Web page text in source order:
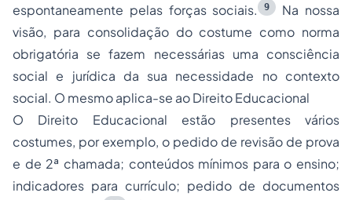
espontaneamente pelas forças sociais. 9
Na nossa
visão, para consolidação do costume como norma
obrigatória se fazem necessárias uma consciência
social e jurídica da sua necessidade no contexto
social. O mesmo aplica-se ao Direito Educacional
O Direito Educacional estão presentes vários
costumes, por exemplo, o pedido de revisão de prova
e de 2ª chamada; conteúdos mínimos para o ensino;
indicadores para currículo; pedido de documentos